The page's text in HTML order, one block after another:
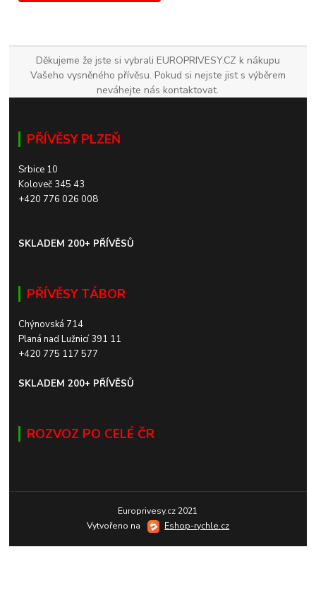
Děkujeme že jste si vybrali EUROPRIVESY.CZ k nákupu
Vašeho vysněného přívěsu. Pokud si nejste jist s výběrem
neváhejte nás kontaktovat.
PŘÍVĚSY PLZEŇ
Srbice 10
Koloveč 345 43
+420 776 026 008
SKLADEM 200+ PŘÍVĚSŮ
PŘÍVĚSY TÁBOR
Chýnovská 714
Planá nad Lužnicí 391 11
+420 775 117 577
SKLADEM 200+ PŘÍVĚSŮ
ROZVOZ PO CELÉ ČR
Europrivesy.cz 2021
Vytvořeno na
Eshop-rychle.cz